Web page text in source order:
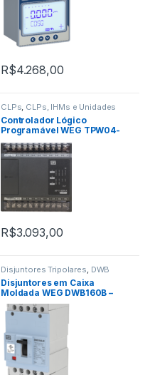
R$4.268,00
CLPs, CLPs, IHMs e Unidades
Remotas Produtos
Controlador Lógico
Programável WEG TPW04-
R$3.093,00
Disjuntores Tripolares DWB
Disjuntores em Caixa
Moldada WEG DWB160B –
DWB160B16-3DX